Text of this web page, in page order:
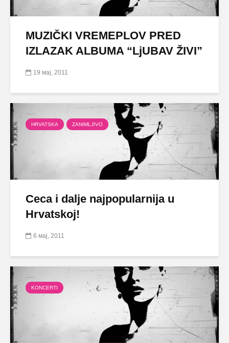
MUZIČKI VREMEPLOV PRED
IZLAZAK ALBUMA “LjUBAV ŽIVI”
19 мај, 2011
HRVATSKA ZANIMLJIVO
Ceca i dalje najpopularnija u
Hrvatskoj!
6 мај, 2011
KONCERTI